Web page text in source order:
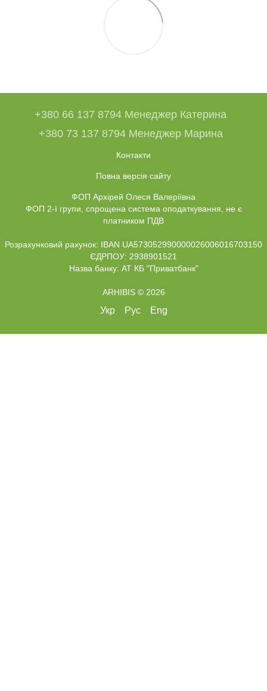
+380 66 137 8794 Менеджер Катерина
+380 73 137 8794 Менеджер Марина
Контакти
Повна версія сайту
ФОП Архірей Олеся Валеріївна
ФОП 2-ї групи, спрощена система оподаткування, не є
платником ПДВ
Розрахунковий рахунок: IBAN UA573052990000026006016703150
ЄДРПОУ: 2938901521
Назва банку: АТ КБ "Приватбанк"
ARHIBIS © 2026
Укр Рус Eng